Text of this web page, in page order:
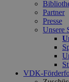
Partner
Presse
Unsere
VDK-